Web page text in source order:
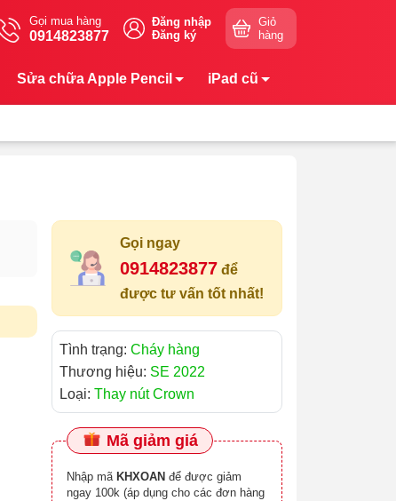
Gọi mua hàng
0914823877
Đăng nhập
Đăng ký
Giỏ
hàng
Sửa chữa Apple Pencil iPad cũ
Gọi ngay
0914823877 để
được tư vấn tốt nhất!
Tình trạng: Cháy hàng
Thương hiệu: SE 2022
Loại: Thay nút Crown
Mã giảm giá
Nhập mã KHXOAN
ngay 100k (áp dụng cho các đơn hàng